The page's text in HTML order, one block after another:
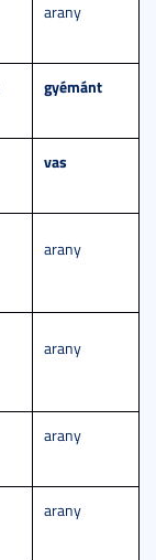
arany
gyémánt
vas
arany
arany
arany
arany